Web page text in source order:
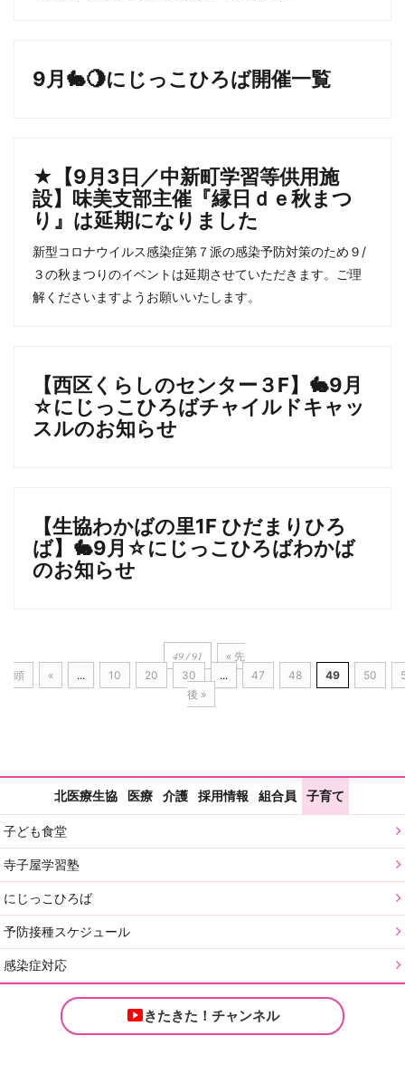
9月🐇🌖にじっこひろば開催一覧
★【9月3日／中新町学習等供用施
設】味美支部主催『縁日ｄｅ秋まつ
り』は延期になりました
新型コロナウイルス感染症第７派の感染予防対策のため９/
３の秋まつりのイベントは延期させていただきます。ご理
解くださいますようお願いいたします。
【西区くらしのセンター３F】🐇9月
☆にじっこひろばチャイルドキャッ
スルのお知らせ
【生協わかばの里1F ひだまりひろ
ば】🐇9月☆にじっこひろばわかば
のお知らせ
49 / 91
« 先
頭
« ... 10 20 30 ... 47 48 49 50
後 »
北医療生協 医療 介護 採用情報 組合員 子育て
子ども食堂
寺子屋学習塾
にじっこひろば
予防接種スケジュール
感染症対応
きたきた！チャンネル